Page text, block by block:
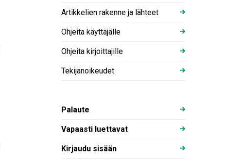
Artikkelien rakenne ja lähteet
Ohjeita käyttäjälle
Ohjeita kirjoittajille
Tekijänoikeudet
Palaute
Vapaasti luettavat
Kirjaudu sisään